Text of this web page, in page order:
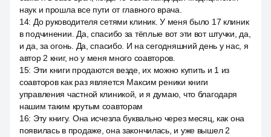
наук и прошла все пути от главного врача.
14: До руководителя сетями клиник. У меня было 17 клиник
в подчинении. Да, спасибо за тёплые вот эти вот штучки, да,
и да, за огонь. Да, спасибо. И на сегодняшний день у нас, я
автор 2 книг, но у меня много соавторов.
15: Эти книги продаются везде, их можно купить и 1 из
соавторов как раз является Максим реники книги
управления частной клиникой, и я думаю, что благодаря
нашим таким крутым соавторам
16: Эту книгу. Она исчезла буквально через месяц, как она
появилась в продаже, она закончилась, и уже вышел 2